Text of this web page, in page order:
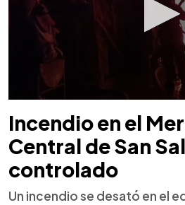
Incendio en el
Central de San
controlado
Un incendio se desató en el